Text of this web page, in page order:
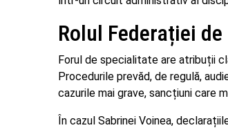
Rolul Federației
Forul de specialitate are atribuții
Procedurile prevăd, de regulă,
cazurile mai grave, sancțiuni care
În cazul Sabrinei Voinea,